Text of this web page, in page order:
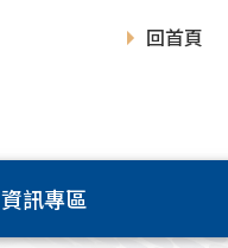
回首頁
資訊專區